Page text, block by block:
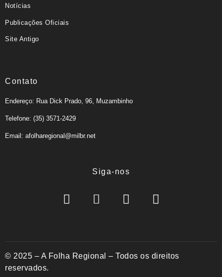
Notícias
Publicações Oficiais
Site Antigo
Contato
Endereço: Rua Dick Prado, 96, Muzambinho
Telefone: (35) 3571-2429
Email: afolharegional@milbr.net
Siga-nos
© 2025 – A Folha Regional – Todos os direitos
reservados.